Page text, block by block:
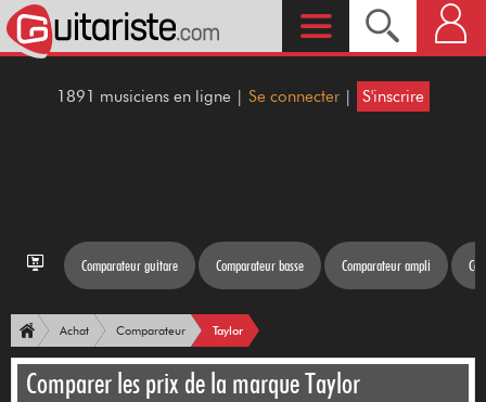
1891 musiciens en ligne | Se connecter | S'inscrire
Comparateur guitare Comparateur basse Comparateur ampli
Achat Comparateur Taylor
Comparer les prix de la marque Taylor